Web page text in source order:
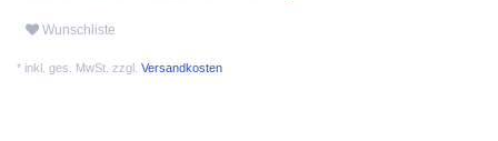
Wunschliste
* inkl. ges. MwSt. zzgl. Versandkosten